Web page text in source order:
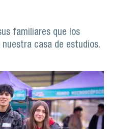
familiares que los
casa de estudios.